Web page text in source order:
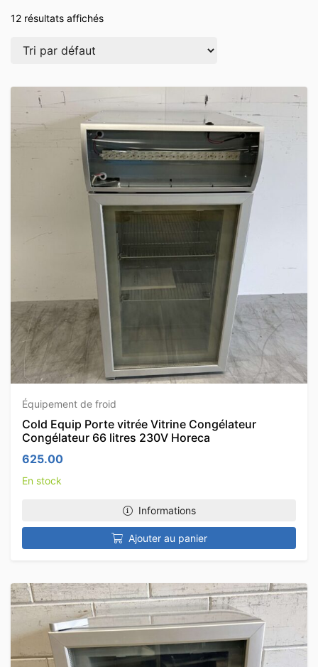
12 résultats affichés
Équipement de froid
Cold Equip Porte vitrée Vitrine Congélateur
Congélateur 66 litres 230V Horeca
625.00
En stock
Informations
Ajouter au panier